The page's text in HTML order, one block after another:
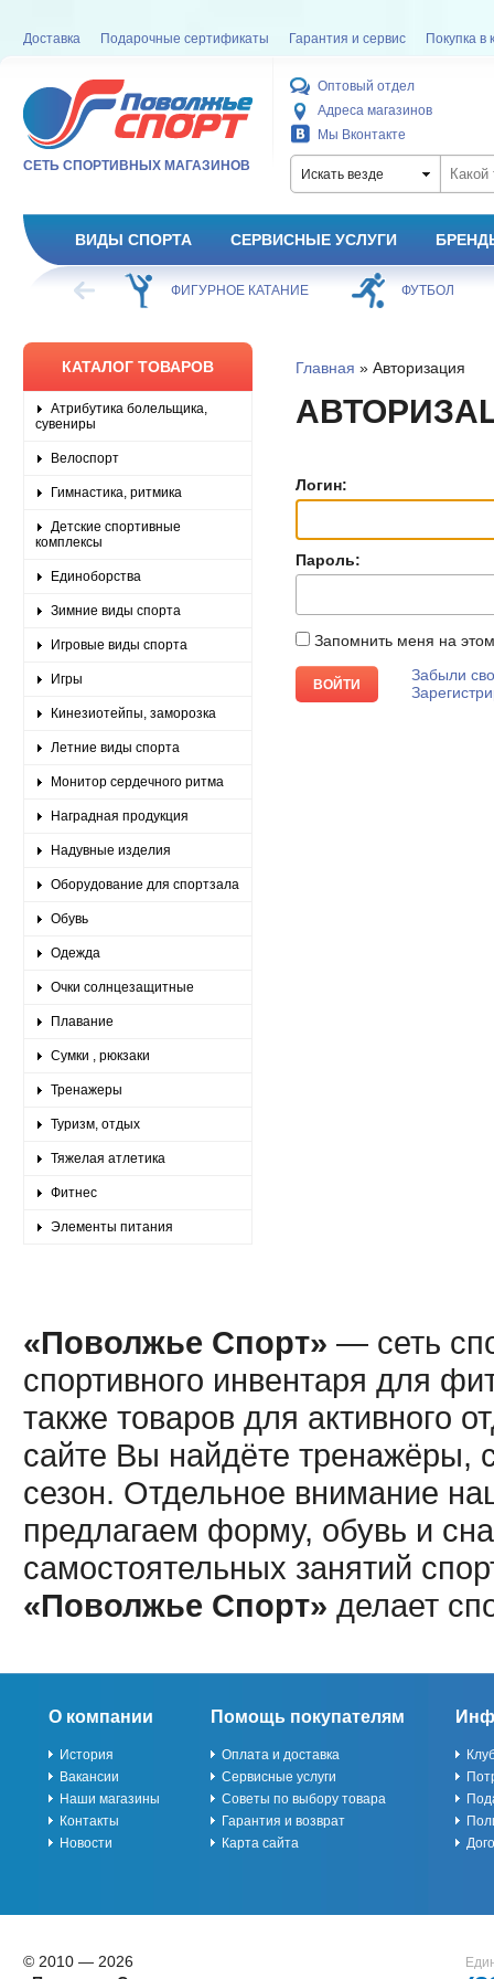
Доставка Подарочные сертификаты Гарантия и сервис Покупка в
СЕТЬ СПОРТИВНЫХ МАГАЗИНОВ
Оптовый отдел
Адреса магазинов
Мы Вконтакте
Искать везде
ВИДЫ СПОРТА СЕРВИСНЫЕ УСЛУГИ
ХОККЕЙ ФИГУРНОЕ КАТАНИЕ ФУТБОЛ
КАТАЛОГ ТОВАРОВ
Атрибутика болельщика,
сувениры
Велоспорт
Гимнастика, ритмика
Детские спортивные
комплексы
Единоборства
Зимние виды спорта
Игровые виды спорта
Игры
Кинезиотейпы, заморозка
Летние виды спорта
Монитор сердечного ритма
Наградная продукция
Надувные изделия
Оборудование для спортзала
Обувь
Одежда
Очки солнцезащитные
Плавание
Сумки , рюкзаки
Тренажеры
Туризм, отдых
Тяжелая атлетика
Фитнес
Элементы питания
Главная » Авторизация
Логин:
Пароль:
Запомнить меня на
Забыли
«Поволжье Спорт» — сеть
спортивного инвентаря для
также товаров для активного
сайте Вы найдёте тренажёры,
сезон. Отдельное внимание
предлагаем форму, обувь и
самостоятельных занятий
«Поволжье Спорт» делает
О компании
История
Вакансии
Наши магазины
Контакты
Новости
Помощь покупателям
Оплата и доставка
Сервисные услуги
Советы по выбору товара
Гарантия и возврат
Карта сайта
© 2010 — 2026